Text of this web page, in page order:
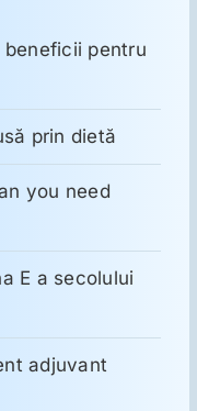
pentru
prin dietă
you need
E a secolului
adjuvant